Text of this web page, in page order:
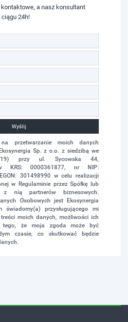
a nasz konsultant
24h!
Wyślij
przetwarzanie moich danych
Sp. z o.o. z siedzibą we
319) przy ul. Sycowska 44,
KRS: 0000361877, nr NIP:
301498990 w celu realizacji
w Regulaminie przez Spółkę lub
z nią partnerów biznesowych.
Osobowych jest Ekosynergia
przysługującego mi
moich danych, możliwości ich
tego, że moja zgoda może być
czasie, co skutkować będzie